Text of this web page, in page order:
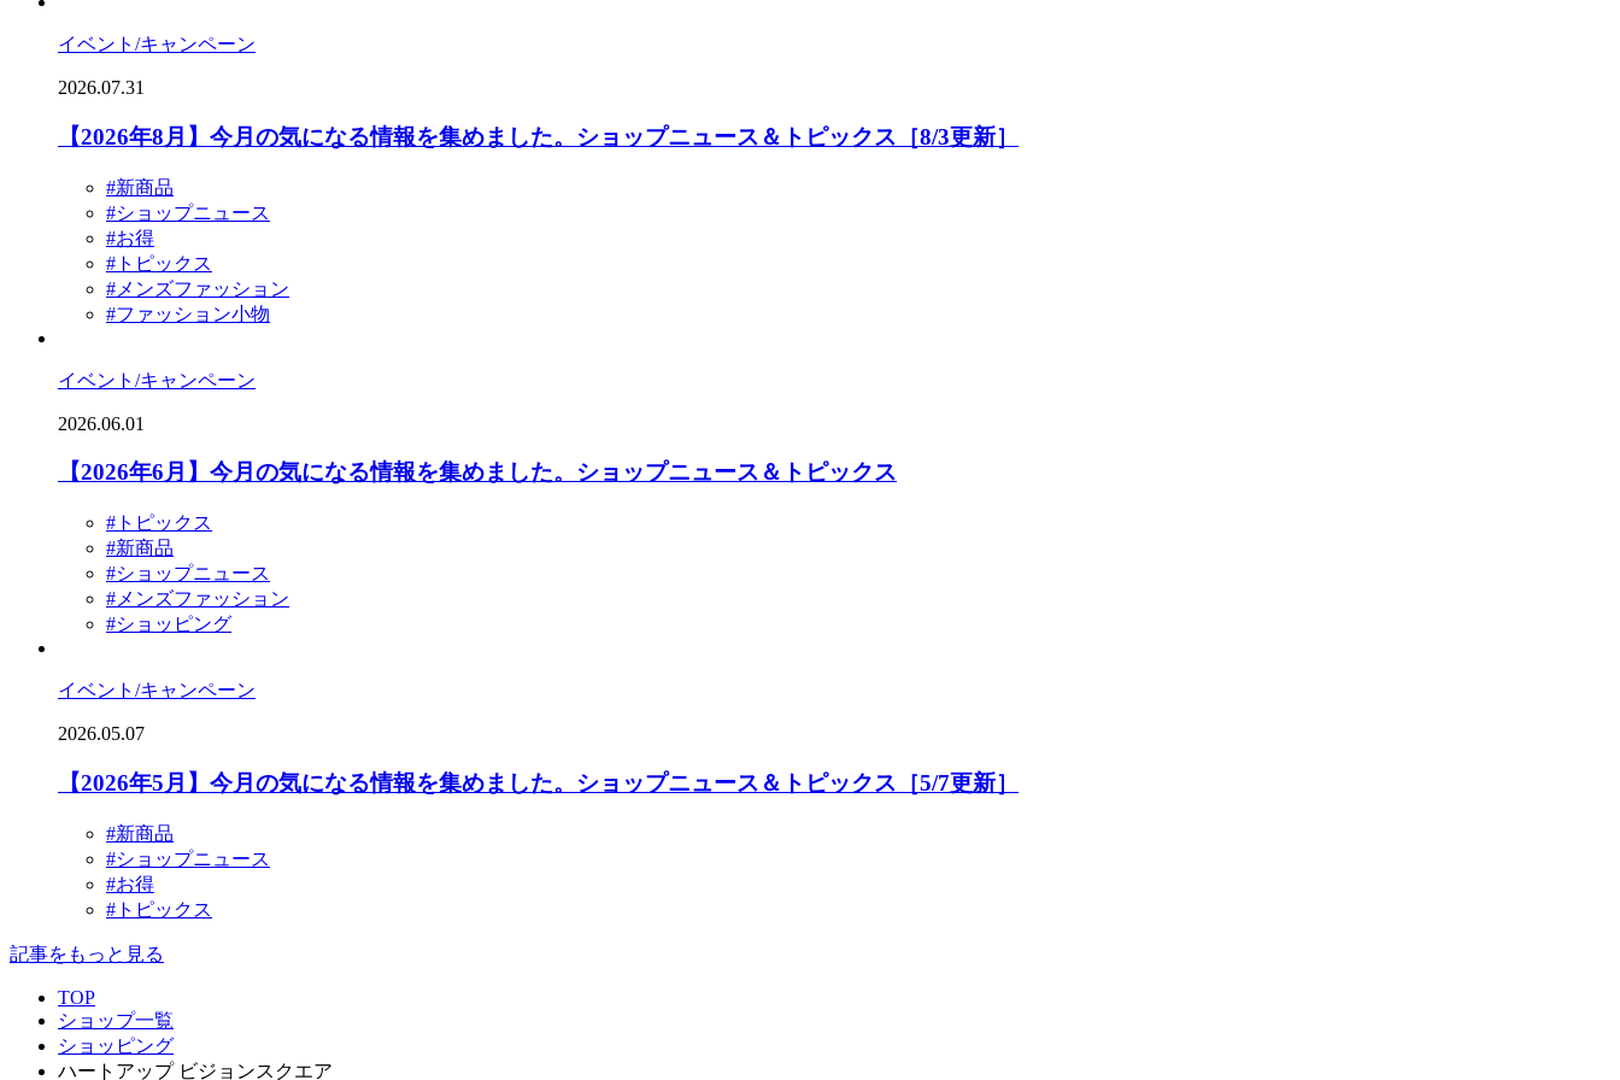
イベント/キャンペーン
2026.07.31
【2026年8月】今月の気になる情報を集めました。ショップニュース＆トピックス［8/3更新］
#新商品
#ショップニュース
#お得
#トピックス
#メンズファッション
#ファッション小物
イベント/キャンペーン
2026.06.01
【2026年6月】今月の気になる情報を集めました。ショップニュース＆トピックス
#トピックス
#新商品
#ショップニュース
#メンズファッション
#ショッピング
イベント/キャンペーン
2026.05.07
【2026年5月】今月の気になる情報を集めました。ショップニュース＆トピックス［5/7更新］
#新商品
#ショップニュース
#お得
#トピックス
記事をもっと見る
TOP
ショップ一覧
ショッピング
ハートアップ ビジョンスクエア